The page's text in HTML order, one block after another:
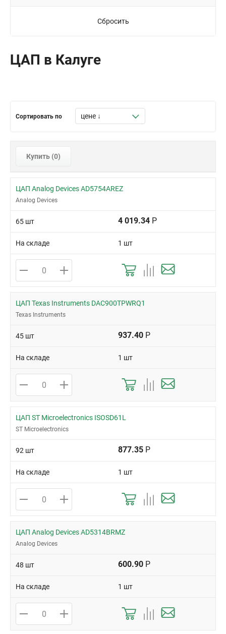
Сбросить
ЦАП в Калуге
Сортировать по
Купить (0)
ЦАП Analog Devices AD5754AREZ
Analog Devices
65 шт 4 019.34 Р
На складе 1 шт
ЦАП Texas Instruments DAC900TPWRQ1
Texas Instruments
45 шт 937.40 Р
На складе 1 шт
ЦАП ST Microelectronics ISOSD61L
ST Microelectronics
92 шт 877.35 Р
На складе 1 шт
ЦАП Analog Devices AD5314BRMZ
Analog Devices
48 шт 600.90 Р
На складе 1 шт